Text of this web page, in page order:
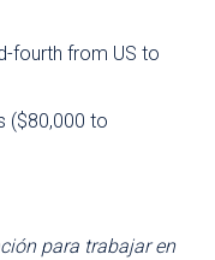
fourth from US to
($80,000 to
para trabajar en